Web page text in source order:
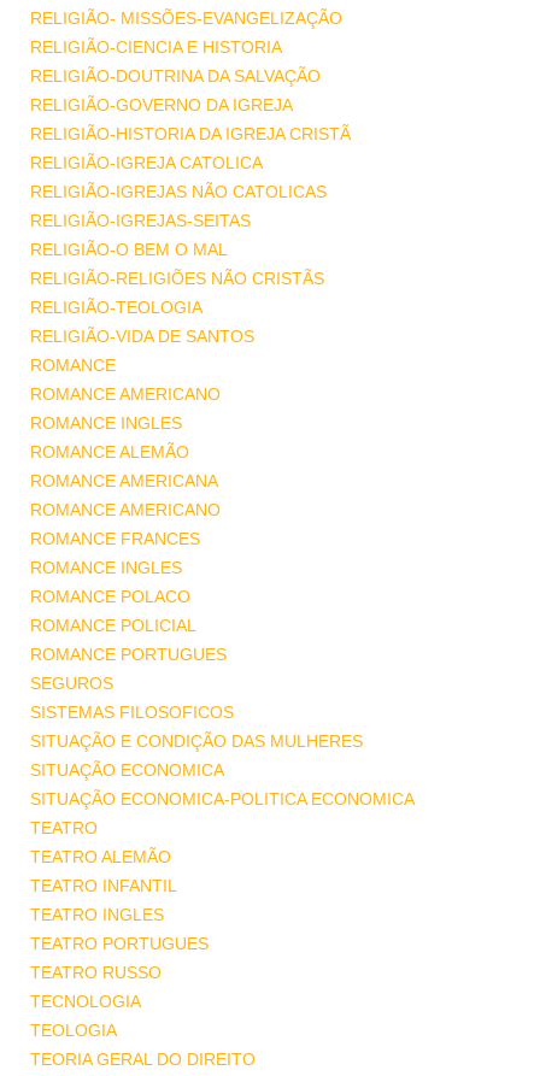
RELIGIÃO- MISSÕES-EVANGELIZAÇÃO
RELIGIÃO-CIENCIA E HISTORIA
RELIGIÃO-DOUTRINA DA SALVAÇÃO
RELIGIÃO-GOVERNO DA IGREJA
RELIGIÃO-HISTORIA DA IGREJA CRISTÃ
RELIGIÃO-IGREJA CATOLICA
RELIGIÃO-IGREJAS NÃO CATOLICAS
RELIGIÃO-IGREJAS-SEITAS
RELIGIÃO-O BEM O MAL
RELIGIÃO-RELIGIÕES NÃO CRISTÃS
RELIGIÃO-TEOLOGIA
RELIGIÃO-VIDA DE SANTOS
ROMANCE
ROMANCE AMERICANO
ROMANCE INGLES
ROMANCE ALEMÃO
ROMANCE AMERICANA
ROMANCE AMERICANO
ROMANCE FRANCES
ROMANCE INGLES
ROMANCE POLACO
ROMANCE POLICIAL
ROMANCE PORTUGUES
SEGUROS
SISTEMAS FILOSOFICOS
SITUAÇÃO E CONDIÇÃO DAS MULHERES
SITUAÇÃO ECONOMICA
SITUAÇÃO ECONOMICA-POLITICA ECONOMICA
TEATRO
TEATRO ALEMÃO
TEATRO INFANTIL
TEATRO INGLES
TEATRO PORTUGUES
TEATRO RUSSO
TECNOLOGIA
TEOLOGIA
TEORIA GERAL DO DIREITO